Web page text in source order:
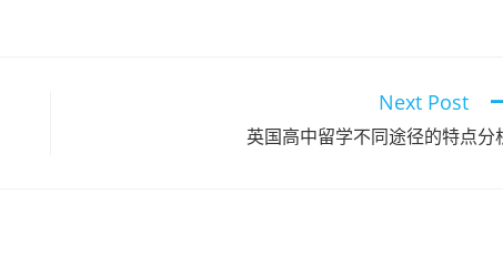
Next Post
英国高中留学不同途径的特点分